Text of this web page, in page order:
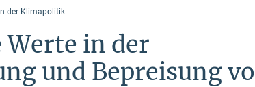
der Klimapolitik
Werte in der
und Bepreisung